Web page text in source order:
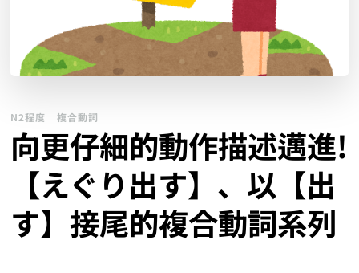
N2程度 複合動詞
向更仔細的動作描述邁進!
【えぐり出す】、以【出
す】接尾的複合動詞系列